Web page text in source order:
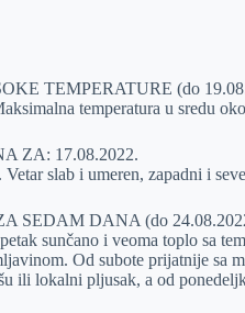
TEMPERATURE (do
temperatura u sredu
ZA: 17.08.2022.
slab i umeren, zapadni i
SEDAM DANA (do
sunčano i veoma toplo sa
Od subote prijatnije sa
ili lokalni pljusak, a od